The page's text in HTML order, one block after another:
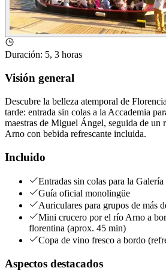
Duración: 5, 3 horas
Visión general
Descubre la belleza atemporal de
tarde: entrada sin colas a la Accademia
maestras de Miguel Ángel, seguida de un
Arno con bebida refrescante incluida.
Incluido
Entradas sin colas para la
Guía oficial monolingüe
Auriculares para grupos de más
Mini crucero por el río Arno a
florentina (aprox. 45 min)
Copa de vino fresco a bordo
Aspectos destacados